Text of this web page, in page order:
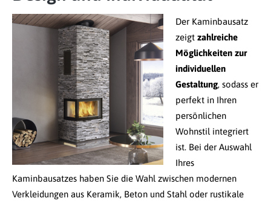
Der Kaminbausatz
zeigt zahlreiche
Möglichkeiten zur
individuellen
Gestaltung, sodass er
perfekt in Ihren
persönlichen
Wohnstil integriert
ist. Bei der Auswahl
Ihres
Kaminbausatzes haben Sie die Wahl zwischen modernen
Verkleidungen aus Keramik, Beton und Stahl oder rustikale